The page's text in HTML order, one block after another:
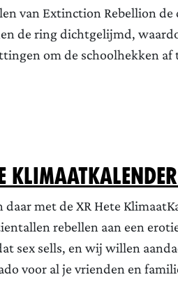
van Extinction Rebellion de
de ring dichtgelijmd,
om de schoolhekken
met de XR Hete
rebellen aan een
sex sells, en wij willen
voor al je vrienden en